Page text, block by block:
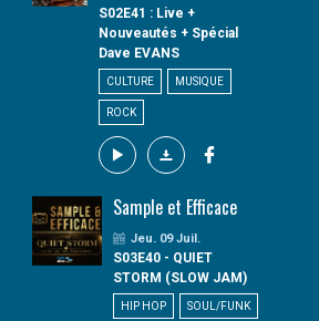
S02E41 : Live +
Nouveautés + Spécial
Dave EVANS
CULTURE MUSIQUE
ROCK
Sample et Efficace
Jeu. 09 Juil.
S03E40 - QUIET
STORM (SLOW JAM)
HIP HOP SOUL/FUNK